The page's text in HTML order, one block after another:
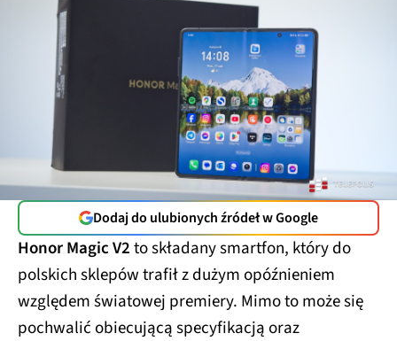
Dodaj do ulubionych źródeł w Google
Honor Magic V2to składany smartfon, który do
polskich sklepów trafił z dużym opóźnieniem
względem światowej premiery. Mimo to może się
pochwalić obiecującą specyfikacją oraz